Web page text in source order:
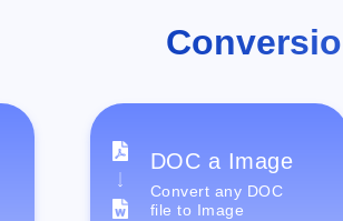
DOC a Image
Convert any DOC
file to Image